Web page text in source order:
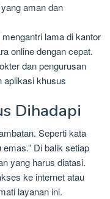
aman dan
lama di kantor
online dengan cepat.
dan pengurusan
aplikasi khusus
Dihadapi
Seperti kata
Di balik setiap
yang harus diatasi.
ke internet atau
layanan ini.